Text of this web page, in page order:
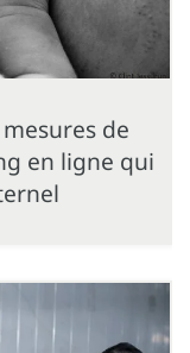
de
en ligne qui